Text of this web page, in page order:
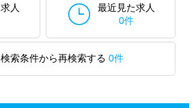
人
最近見た求人
0件
索条件から再検索する 0件